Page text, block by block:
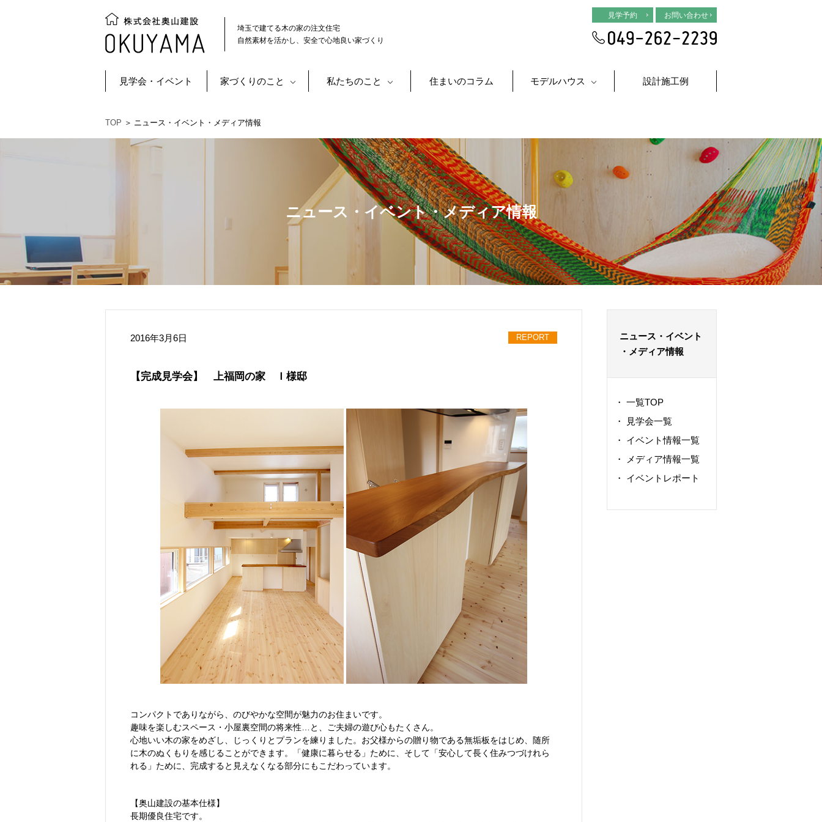
埼玉で建てる木の家の注文住宅
自然素材を活かし、安全で心地良い家づくり
見学予約 お問い合わせ
見学会・イベント 家づくりのこと 私たちのこと 住まいのコラム モデルハウス 設計施工例
TOP ＞ ニュース・イベント・メディア情報
ニュース・イベント・メディア情報
2016年3月6日 REPORT
【完成見学会】 上福岡の家 Ｉ様邸
コンパクトでありながら、のびやかな空間が魅力のお住まいです。
趣味を楽しむスペース・小屋裏空間の将来性…と、ご夫婦の遊び心もたくさん。
心地いい木の家をめざし、じっくりとプランを練りました。お父様からの贈り物である無垢板をはじめ、随所
に木のぬくもりを感じることができます。「健康に暮らせる」ために、そして「安心して長く住みつづけれら
れる」ために、完成すると見えなくなる部分にもこだわっています。
【奥山建設の基本仕様】
長期優良住宅です。
ニュース・イベント
・メディア情報
・ 一覧TOP
・
見学会一覧
・ イベント情報一覧
・
メディア情報一覧
・ イベントレポート